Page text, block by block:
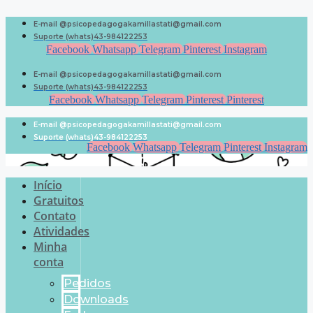
para
E-mail @psicopedagogakamillastati@gmail.com
Suporte (whats)43-984122253
Facebook Whatsapp Telegram Pinterest Instagram
E-mail @psicopedagogakamillastati@gmail.com
Suporte (whats)43-984122253
Facebook Whatsapp Telegram Pinterest Pinterest
E-mail @psicopedagogakamillastati@gmail.com
Suporte (whats)43-984122253
Facebook Whatsapp Telegram Pinterest Instagram
Início
Gratuitos
Contato
Atividades
Minha
conta
Pedidos
Downloads